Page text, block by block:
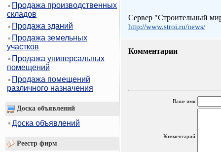
Продажа производственных
складов
Продажа зданий
Продажа земельных
участков
Продажа универсальных
помещений
Продажа помещений
различного назначения
Доска объявлений
Доска объявлений
Реестр фирм
Сервер "Строительный
http://www.stroi.ru/news/
Комментарии
Ваше имя
Комментарий